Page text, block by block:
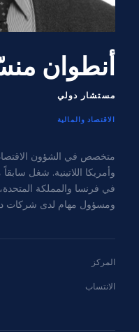
أنطوان
مستشار دولي
الاقتصاد والمالية
متخصص في الشؤون
وأمريكا اللاتينية. شغل
في فرنسا والمملكة
ومسؤول مهام لدى شركات
المركز
الانتساب